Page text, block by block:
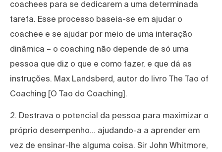
coachees para se dedicarem a uma determinada
tarefa. Esse processo baseia-se em ajudar o
coachee e se ajudar por meio de uma interação
dinâmica – o coaching não depende de só uma
pessoa que diz o que e como fazer, e que dá as
instruções. Max Landsberd, autor do livro The Tao of
Coaching [O Tao do Coaching].
2. Destrava o potencial da pessoa para maximizar o
próprio desempenho… ajudando-a a aprender em
vez de ensinar-lhe alguma coisa. Sir John Whitmore,